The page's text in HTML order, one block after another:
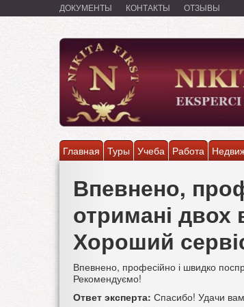
к
ДОКУМЕНТЫ КОНТАКТЫ ОТЗЫВЫ
Главная Туры Учеба Работа
Впевнено,
отримані двох
Хороший
Впевнено, професійно і швидко
Рекомендуємо!
Ответ эксперта: Спасибо! Удачи